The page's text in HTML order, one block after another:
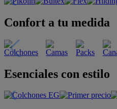
Confort a tu medida
Esenciales con estilo